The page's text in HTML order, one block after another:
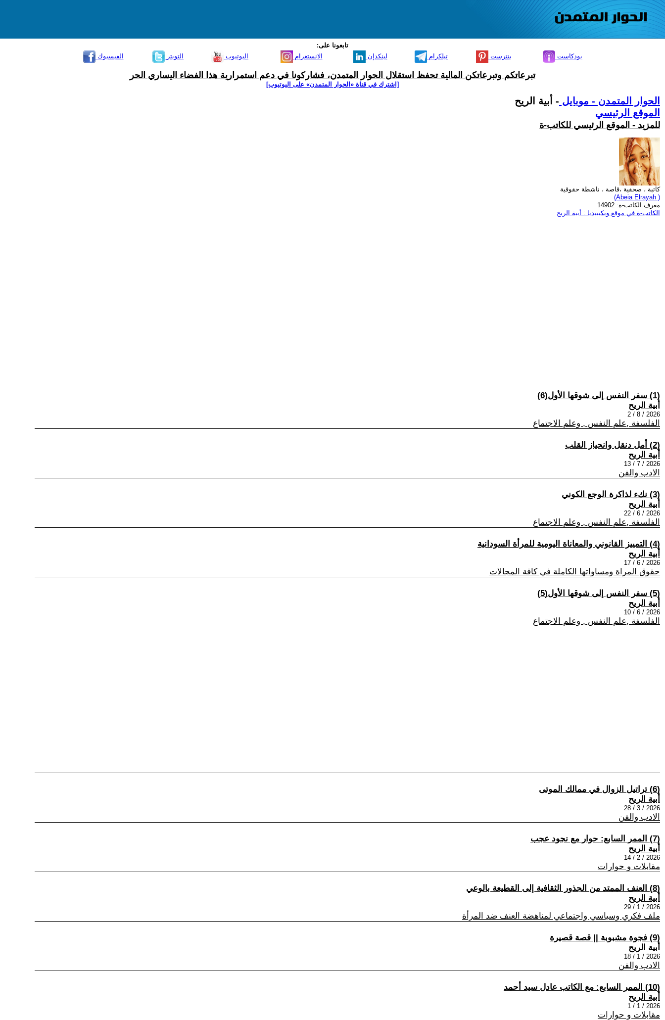
تابعونا على:
الفيسبوك
التويتر اليوتيوب الانستغرام لينكدإن تيلكرام بنترست بودكاست
تبرعاتكم وتبرعاتكن المالية تحفظ استقلال الحوار المتمدن، فشاركونا في دعم استمرارية هذا الفضاء اليساري الحر
[اشترك في قناة ‫«الحوار المتمدن» على اليوتيوب]
الحوار المتمدن - موبايل - أبية الريح
الموقع الرئيسي
للمزيد - الموقع الرئيسي للكاتب-ة
كاتبة ، صحفية ،قاصة ، ناشطة حقوقية
(Abeia Elrayah )
معرف الكاتب-ة: 14902
الكاتب-ة في موقع ويكيبيديا : أبية الريح
(1) سفر النفس إلى شوقها الأول(6)
أبية الريح
2026 / 8 / 2
الفلسفة ,علم النفس , وعلم الاجتماع
(2) أمل دنقل وانحياز القلب
أبية الريح
2026 / 7 / 13
الادب والفن
(3) نكء لذاكرة الوجع الكوني
أبية الريح
2026 / 6 / 22
الفلسفة ,علم النفس , وعلم الاجتماع
(4) التمييز القانوني والمعاناة اليومية للمرأة السودانية
أبية الريح
2026 / 6 / 17
حقوق المراة ومساواتها الكاملة في كافة المجالات
(5) سفر النفس إلى شوقها الأول(5)
أبية الريح
2026 / 6 / 10
الفلسفة ,علم النفس , وعلم الاجتماع
(6) تراتيل الزوال في ممالك الموتى
أبية الريح
2026 / 3 / 28
الادب والفن
(7) الممر السابع: حوار مع نجود عجب
أبية الريح
2026 / 2 / 14
مقابلات و حوارات
(8) العنف الممتد من الجذور الثقافية إلى القطيعة بالوعي
أبية الريح
2026 / 1 / 29
ملف فكري وسياسي واجتماعي لمناهضة العنف ضد المرأة
(9) فجوة مشبوبة || قصة قصيرة
أبية الريح
2026 / 1 / 18
الادب والفن
(10) الممر السابع: مع الكاتب عادل سيد أحمد
أبية الريح
2026 / 1 / 1
مقابلات و حوارات